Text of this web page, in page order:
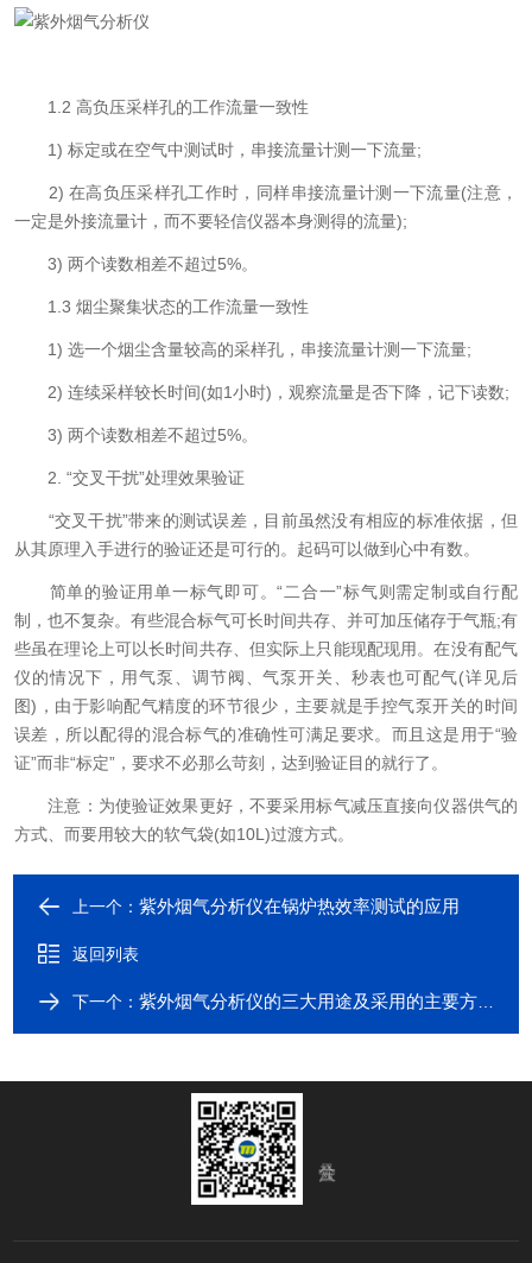
1.2 高负压采样孔的工作流量一致性
1) 标定或在空气中测试时，串接流量计测一下流量;
2) 在高负压采样孔工作时，同样串接流量计测一下流量(注意，
一定是外接流量计，而不要轻信仪器本身测得的流量);
3) 两个读数相差不超过5%。
1.3 烟尘聚集状态的工作流量一致性
1) 选一个烟尘含量较高的采样孔，串接流量计测一下流量;
2) 连续采样较长时间(如1小时)，观察流量是否下降，记下读数;
3) 两个读数相差不超过5%。
2. “交叉干扰”处理效果验证
“交叉干扰”带来的测试误差，目前虽然没有相应的标准依据，但
从其原理入手进行的验证还是可行的。起码可以做到心中有数。
简单的验证用单一标气即可。“二合一”标气则需定制或自行配
制，也不复杂。有些混合标气可长时间共存、并可加压储存于气瓶;有
些虽在理论上可以长时间共存、但实际上只能现配现用。在没有配气
仪的情况下，用气泵、调节阀、气泵开关、秒表也可配气(详见后
图)，由于影响配气精度的环节很少，主要就是手控气泵开关的时间
误差，所以配得的混合标气的准确性可满足要求。而且这是用于“验
证”而非“标定”，要求不必那么苛刻，达到验证目的就行了。
注意：为使验证效果更好，不要采用标气减压直接向仪器供气的
方式、而要用较大的软气袋(如10L)过渡方式。
上一个：紫外烟气分析仪在锅炉热效率测试的应用
返回列表
下一个：紫外烟气分析仪的三大用途及采用的主要方式